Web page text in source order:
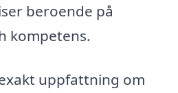
beroende på
kompetens.
uppfattning om